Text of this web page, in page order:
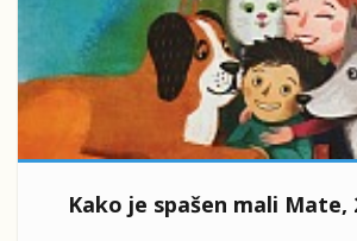
Kako je spašen mali Mate,